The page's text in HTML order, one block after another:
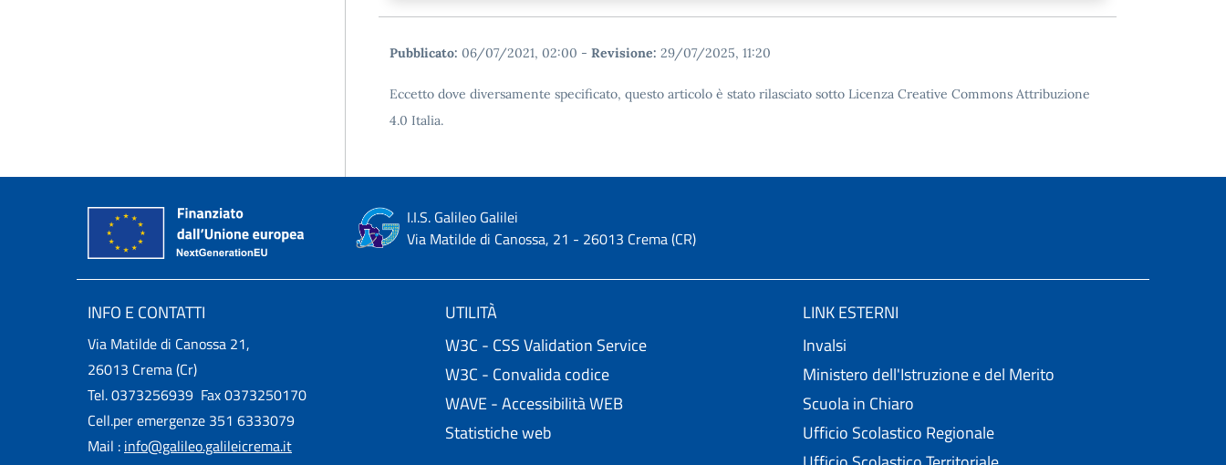
Pubblicato: 06/07/2021, 02:00 - Revisione: 29/07/2025, 11:20
Eccetto dove diversamente specificato, questo articolo è stato rilasciato sotto Licenza Creative Commons Attribuzione
4.0 Italia.
I.I.S. Galileo Galilei
Via Matilde di Canossa, 21 - 26013 Crema (CR)
INFO E CONTATTI
Via Matilde di Canossa 21,
26013 Crema (Cr)
Tel. 0373256939 Fax 0373250170
Cell.per emergenze 351 6333079
Mail : info@galileo.galileicrema.it
UTILITÀ
W3C - CSS Validation Service
W3C - Convalida codice
WAVE - Accessibilità WEB
Statistiche web
LINK ESTERNI
Invalsi
Ministero dell'Istruzione e del Merito
Scuola in Chiaro
Ufficio Scolastico Regionale